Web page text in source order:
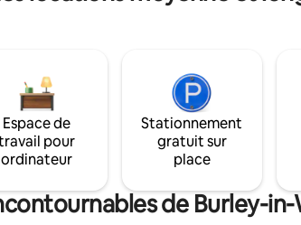
Espace de
pour
ordinateur
Stationnement
gratuit sur
place
de Burley-